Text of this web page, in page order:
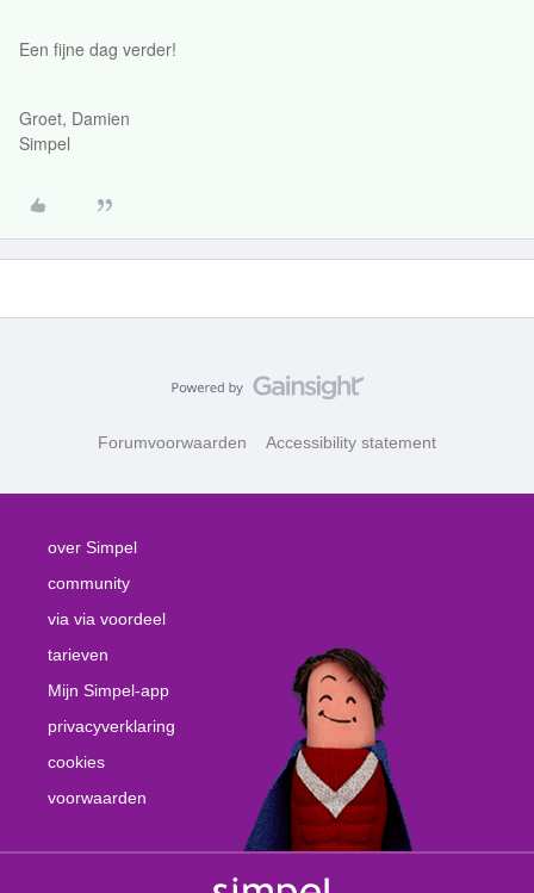
Een fijne dag verder!
Groet, Damien
Simpel
Forumvoorwaarden Accessibility statement
over Simpel
community
via via voordeel
tarieven
Mijn Simpel-app
privacyverklaring
cookies
voorwaarden